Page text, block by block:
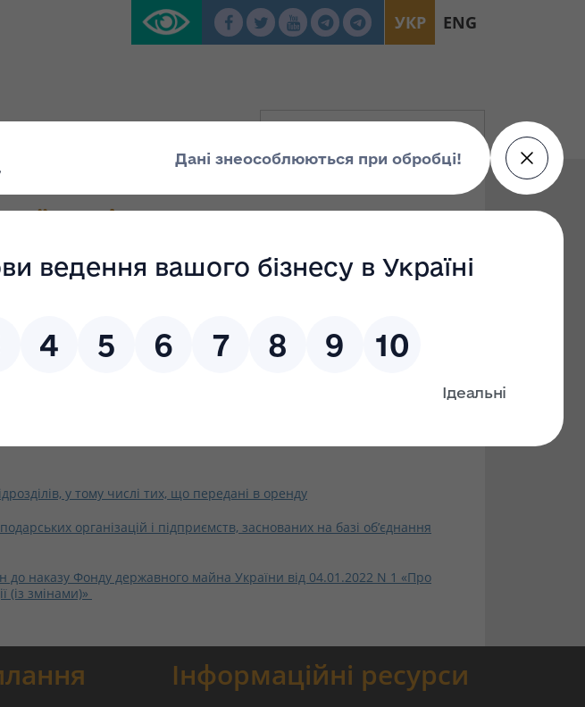
УКР ENG
від 26.05.2023 N 943 «Про
майна України від
об’єктів малої
(із змінами)»
у тому числі тих, що передані в оренду
організацій і підприємств, заснованих на базі об’єднання
наказу Фонду державного майна України від 04.01.2022 N 1 «Про
(із змінами)»
Інформаційні ресурси